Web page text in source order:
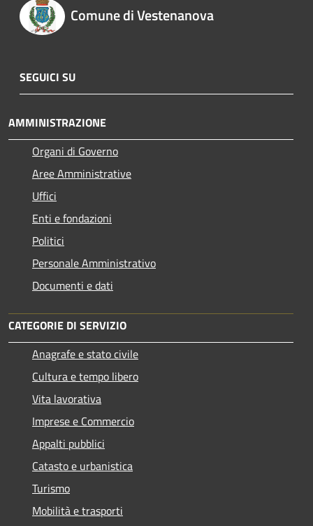
Comune di Vestenanova
SEGUICI SU
AMMINISTRAZIONE
Organi di Governo
Aree Amministrative
Uffici
Enti e fondazioni
Politici
Personale Amministrativo
Documenti e dati
CATEGORIE DI SERVIZIO
Anagrafe e stato civile
Cultura e tempo libero
Vita lavorativa
Imprese e Commercio
Appalti pubblici
Catasto e urbanistica
Turismo
Mobilità e trasporti